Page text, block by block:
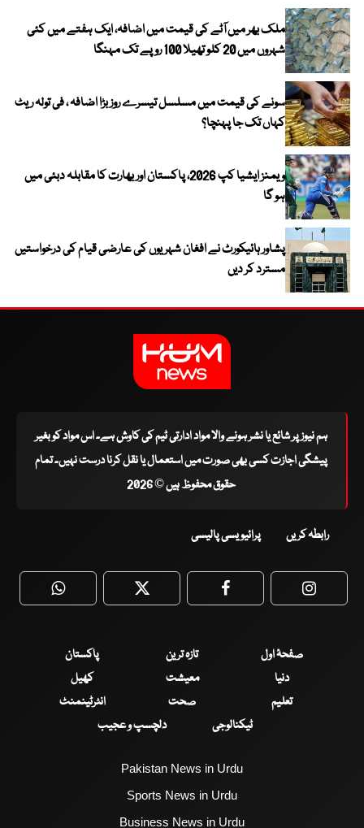
ملک بھر میں آٹے کی قیمت میں اضافہ، ایک ہفتے میں کئی
شہروں میں 20 کلو تھیلا 100 روپے تک مہنگا
سونے کی قیمت میں مسلسل تیسرے روز بڑا اضافہ ، فی تولہ ریٹ
کہاں تک جا پہنچا؟
ویمنز ایشیا کپ 2026، پاکستان اور بھارت کا مقابلہ دبئی میں
ہو گا
پشاور ہائیکورٹ نے افغان شہریوں کی عارضی قیام کی درخواستیں
مسترد کر دیں
ہم نیوز پر شائع یا نشر ہونے والا مواد ادارتی ٹیم کی کاوش ہے۔ اس مواد کو بغیر
پیشگی اجازت کسی بھی صورت میں استعمال یا نقل کرنا درست نہیں۔ تمام
حقوق محفوظ ہیں © 2026
رابطہ کریں پرائیویسی پالیسی
WhatsApp Twitter Facebook
صفحۂ اول تازہ ترین
پاکستان
دنیا
معیشت
کھیل
تعلیم
صحت
انٹرٹینمنٹ
ٹیکنالوجی
دلچسپ و عجیب
Pakistan News in Urdu
Sports News in Urdu
Business News in Urdu